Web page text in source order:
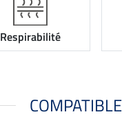
Respirabilité